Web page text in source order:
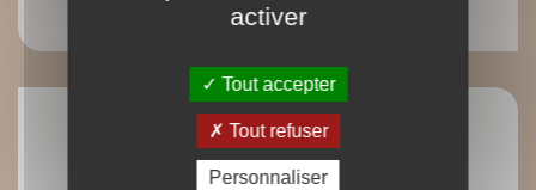
Augusta Guiraud-Sobral
activer
Tout accepter
Tout refuser
Personnaliser